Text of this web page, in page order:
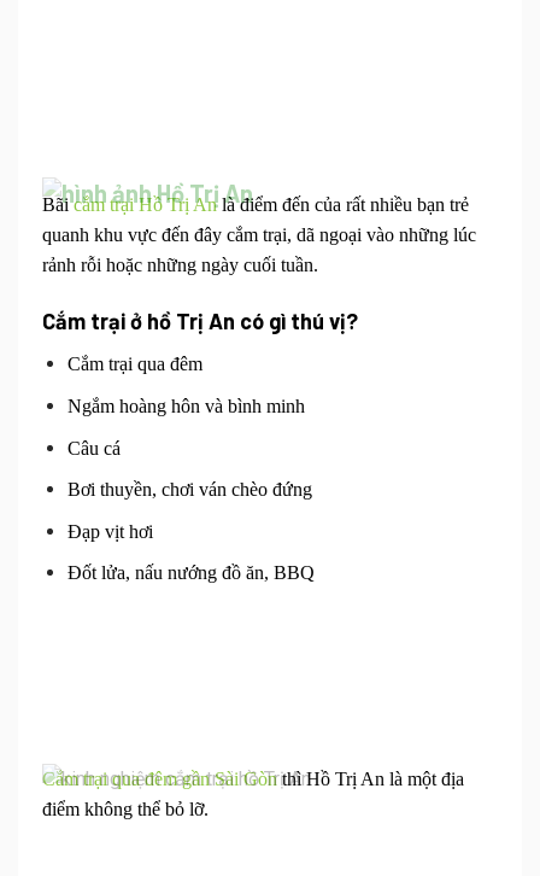
Bãicắm trại Hồ Trị Anlà điểm đến của rất nhiều bạn trẻ
quanh khu vực đến đây cắm trại, dã ngoại vào những lúc
rảnh rỗi hoặc những ngày cuối tuần.
Cắm trại ở hồ Trị An có gì thú vị?
Cắm trại qua đêm
Ngắm hoàng hôn và bình minh
Câu cá
Bơi thuyền, chơi ván chèo đứng
Đạp vịt hơi
Đốt lửa, nấu nướng đồ ăn, BBQ
Cắm trại qua đêm gần Sài Gònthì Hồ Trị An là một địa
điểm không thể bỏ lỡ.